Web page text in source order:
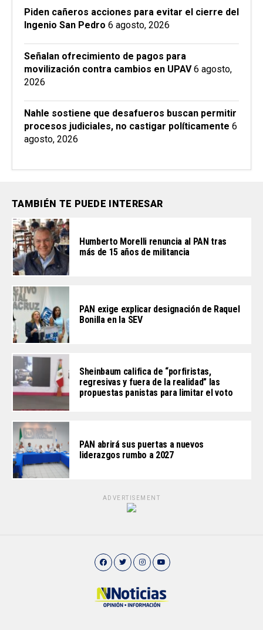
Piden cañeros acciones para evitar el cierre del
Ingenio San Pedro 6 agosto, 2026
Señalan ofrecimiento de pagos para
movilización contra cambios en UPAV 6 agosto,
2026
Nahle sostiene que desafueros buscan permitir
procesos judiciales, no castigar políticamente 6
agosto, 2026
TAMBIÉN TE PUEDE INTERESAR
Humberto Morelli renuncia al PAN tras
más de 15 años de militancia
PAN exige explicar designación de Raquel
Bonilla en la SEV
Sheinbaum califica de “porfiristas,
regresivas y fuera de la realidad” las
propuestas panistas para limitar el voto
PAN abrirá sus puertas a nuevos
liderazgos rumbo a 2027
ADVERTISEMENT